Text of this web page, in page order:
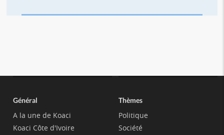
Général
A la une de Koaci
Koaci Côte d'Ivoire
Thèmes
Politique
Société